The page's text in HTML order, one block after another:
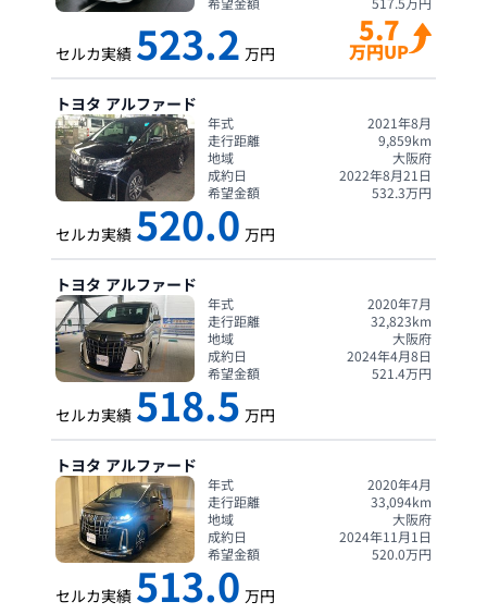
セルカ実績 523.2 万円
5.7
万円UP
トヨタ アルファード
年式
2021年8月
走行距離
9,859km
地域
大阪府
成約日
2022年8月21日
希望金額
532.3万円
セルカ実績 520.0 万円
トヨタ アルファード
年式
2020年7月
走行距離
32,823km
地域
大阪府
成約日
2024年4月8日
希望金額
521.4万円
セルカ実績 518.5 万円
トヨタ アルファード
年式
2020年4月
走行距離
33,094km
地域
大阪府
成約日
2024年11月1日
希望金額
520.0万円
セルカ実績 513.0 万円